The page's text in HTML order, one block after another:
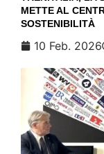
METTE AL
SOSTENIBILITÀ
10 Feb. 2026